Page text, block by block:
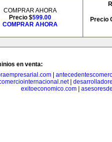
COMPRAR AHORA
Precio $599.00
COMPRAR AHORA
Precio
en venta:
|
exitoeconomico.com|